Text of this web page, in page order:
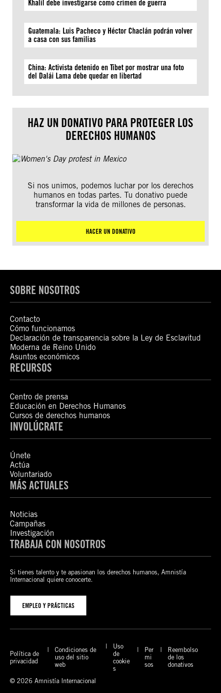
Khalil debe investigarse como crimen de guerra
Guatemala: Luis Pacheco y Héctor Chaclán podrán volver
a casa con sus familias
China: Activista detenido en Tíbet por mostrar una foto
del Dalái Lama debe quedar en libertad
HAZ UN DONATIVO PARA PROTEGER LOS
DERECHOS HUMANOS
Si nos unimos, podemos luchar por los derechos
humanos en todas partes. Tu donativo puede
transformar la vida de millones de personas.
HACER UN DONATIVO
SOBRE NOSOTROS
Contacto
Cómo funcionamos
Declaración de transparencia sobre la Ley de Esclavitud
Moderna de Reino Unido
Asuntos económicos
RECURSOS
Centro de prensa
Educación en Derechos Humanos
Cursos de derechos humanos
INVOLÚCRATE
Únete
Actúa
Voluntariado
MÁS ACTUALES
Noticias
Campañas
Investigación
TRABAJA CON NOSOTROS
Si tienes talento y te apasionan los derechos humanos, Amnistía
Internacional quiere conocerte.
EMPLEO Y PRÁCTICAS
Política de
privacidad
Condiciones de
uso del sitio
web
Uso
de
cookie
s
Per
mi
sos
Reembolso
de los
donativos
© 2026 Amnistía Internacional